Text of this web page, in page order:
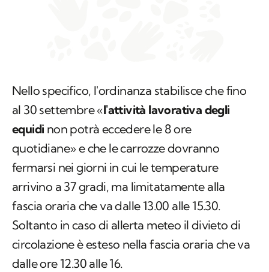
Nello specifico, l'ordinanza stabilisce che fino
al 30 settembre «l'attività lavorativa degli
equidi non potrà eccedere le 8 ore
quotidiane» e che le carrozze dovranno
fermarsi nei giorni in cui le temperature
arrivino a 37 gradi, ma limitatamente alla
fascia oraria che va dalle 13.00 alle 15.30.
Soltanto in caso di allerta meteo il divieto di
circolazione è esteso nella fascia oraria che va
dalle ore 12.30 alle 16.